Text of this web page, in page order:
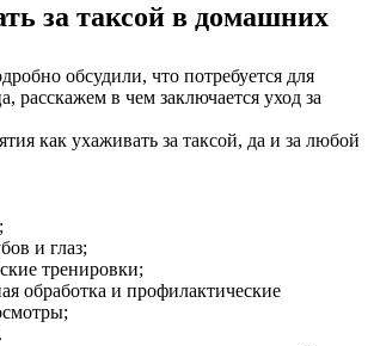
за таксой в домашних
обсудили, что потребуется для
расскажем в чем заключается уход за
как ухаживать за таксой, да и за любой
и глаз;
тренировки;
обработка и профилактические